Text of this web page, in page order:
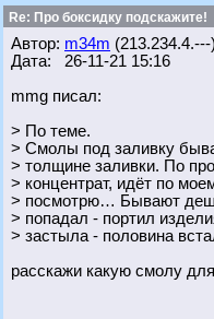
Re: Про боксидку подскажите!
Автор: m34m (213.234.4.---)
Дата: 26-11-21 15:16
mmg писал:
> По теме.
> Смолы под заливку
> толщине заливки. По
> концентрат, идёт по
> посмотрю… Бывают
> попадал - портил
> застыла - половина
расскажи какую смолу